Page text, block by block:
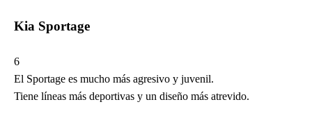
Kia Sportage
6
El Sportage es mucho más agresivo y juvenil.
Tiene líneas más deportivas y un diseño más atrevido.